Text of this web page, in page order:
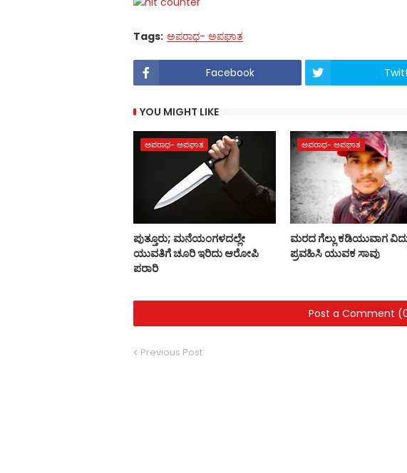
Tags: ಅಪರಾಧ- ಅಪಘಾತ
Facebook
YOU MIGHT LIKE
ಅಪರಾಧ- ಅಪಘಾತ
ಪುತ್ತೂರು; ಮನೆಯಂಗಳದಲ್ಲೇ
ಯುವತಿಗೆ ಚೂರಿ ಇರಿದು ಆರೋಪಿ
ಪರಾರಿ
ಅಪರಾಧ- ಅಪಘಾತ
ಮರದ ಗೆಲ್ಲು ಕಡಿಯುವಾಗ
ಪ್ರವಹಿಸಿ ಯುವಕ ಸಾವು
Post a Comment
Previous Post